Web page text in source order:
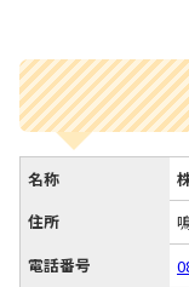
名称
住所
電話番号